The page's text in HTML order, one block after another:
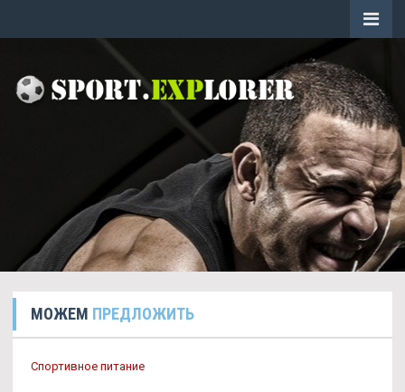
МОЖЕМ ПРЕДЛОЖИТЬ
Спортивное питание